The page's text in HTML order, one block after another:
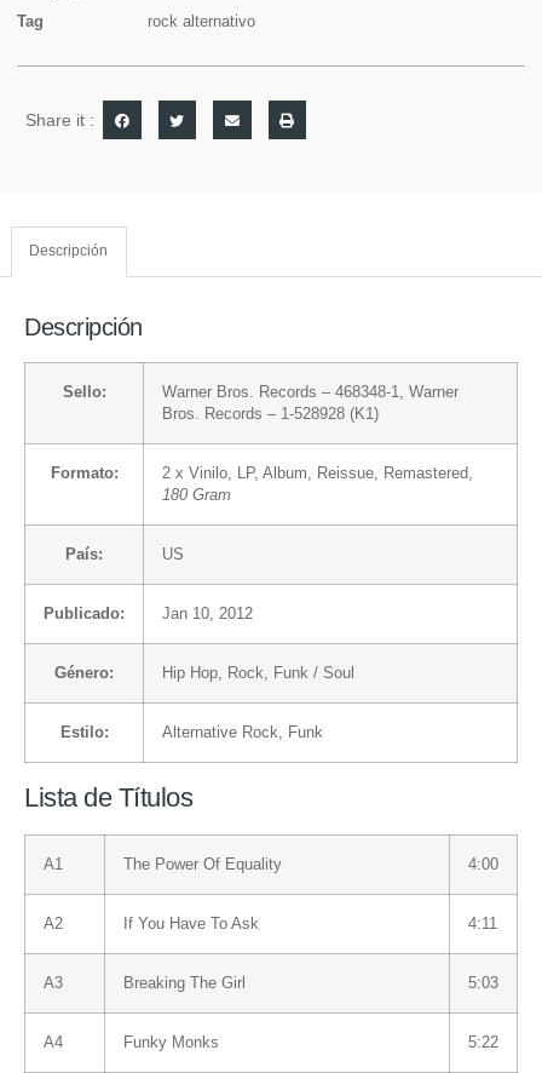
Tag
rock alternativo
Share it :
Descripción
Descripción
Sello: Warner Bros. Records – 468348-1, Warner
Bros. Records – 1-528928 (K1)
Formato: 2 x Vinilo , LP, Album, Reissue, Remastered,
180 Gram
País: US
Publicado: Jan 10, 2012
Género: Hip Hop Rock Funk / Soul
Estilo: Alternative Rock Funk
Lista de Títulos
A1 The Power Of Equality 4:00
A2 If You Have To Ask 4:11
A3 Breaking The Girl 5:03
A4 Funky Monks 5:22